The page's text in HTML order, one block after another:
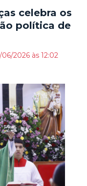
celebra os
política de
2026 às 12:02